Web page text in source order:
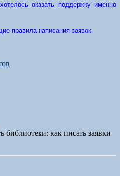
оказать поддержку именно
правила написания заявок.
библиотеки: как писать заявки